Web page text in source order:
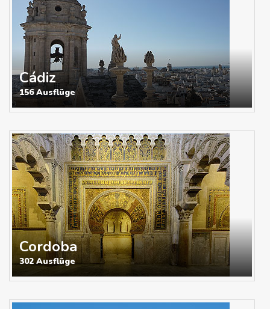
Cádiz
156 Ausflüge
Cordoba
302 Ausflüge